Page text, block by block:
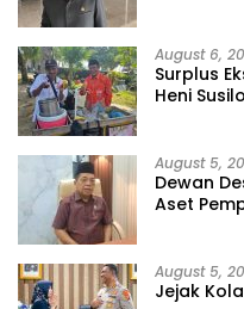
August 6,
Surplus
Heni
August 5,
Dewan
Aset
August 5,
Jejak